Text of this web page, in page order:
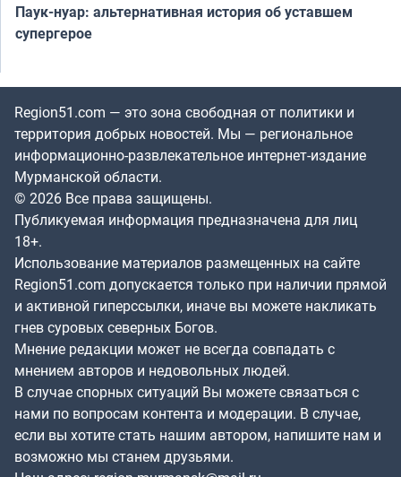
Паук-нуар: альтернативная история об уставшем
супергерое
Region51.com — это зона свободная от политики и
территория добрых новостей. Мы — региональное
информационно-развлекательное интернет-издание
Мурманской области.
© 2026 Все права защищены.
Публикуемая информация предназначена для лиц
18+.
Использование материалов размещенных на сайте
Region51.com допускается только при наличии прямой
и активной гиперссылки, иначе вы можете накликать
гнев суровых северных Богов.
Мнение редакции может не всегда совпадать с
мнением авторов и недовольных людей.
В случае спорных ситуаций Вы можете связаться с
нами по вопросам контента и модерации. В случае,
если вы хотите стать нашим автором, напишите нам и
возможно мы станем друзьями.